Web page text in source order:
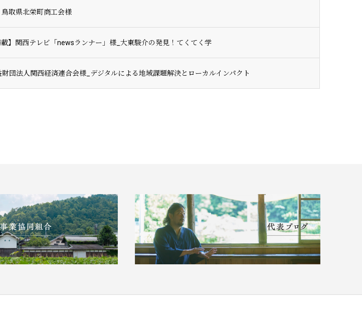
鳥取県北栄町商工会様
載】関西テレビ「newsランナー」様_大東駿介の発見！てくてく学
財団法人関西経済連合会様_デジタルによる地域課題解決とローカルインパクト